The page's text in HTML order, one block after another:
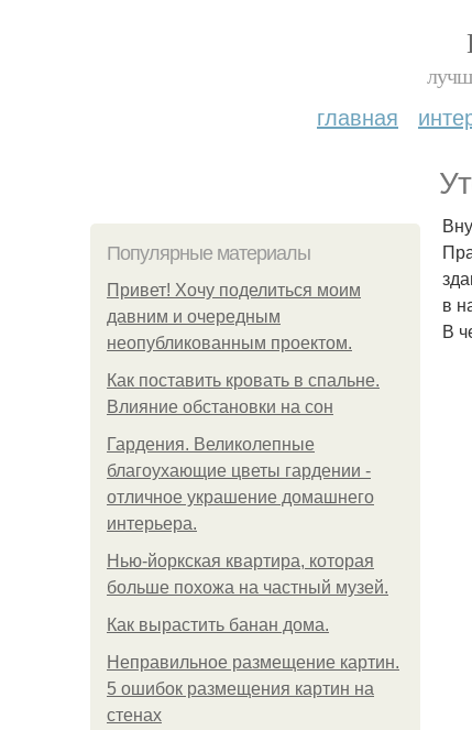
главная
Популярные материалы
Привет! Хочу поделиться моим
давним и очередным
неопубликованным проектом.
Как поставить кровать в спальне.
Влияние обстановки на сон
Гардения. Великолепные
благоухающие цветы гардении -
отличное украшение домашнего
интерьера.
Нью-йоркская квартира, которая
больше похожа на частный музей.
Как вырастить банан дома.
Неправильное размещение картин.
5 ошибок размещения картин на
стенах
в
В